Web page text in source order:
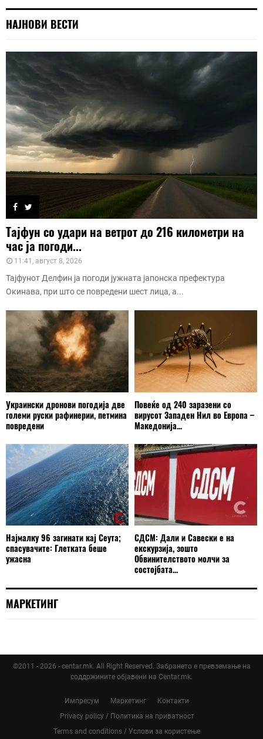
НАЈНОВИ ВЕСТИ
Тајфун со удари на ветрот до 216 километри на
час ја погоди...
11:41, август 8, 2026
Тајфунот Делфин ја погоди јужната јапонска префектура
Окинава, при што се повредени шест лица, а...
Украински дронови погодија две
големи руски рафинерии, петмина
повредени
Повеќе од 240 заразени со
вирусот Западен Нил во Европа –
Македонија...
Најмалку 96 загинати кај Сеута;
спасувачите: Глетката беше
ужасна
СДСМ: Дали и Савески е на
екскурзија, зошто
Обвинителството молчи за
состојбата...
МАРКЕТИНГ
©2011 - 2026 - centar.mk. All Right Reserved. Забрането е превземање на
соддржините објавени на Centar.mk.
Импресум Маркетинг
Контакти
Privacy policy / Политика на приватност
Terms and conditions / Услови за користење